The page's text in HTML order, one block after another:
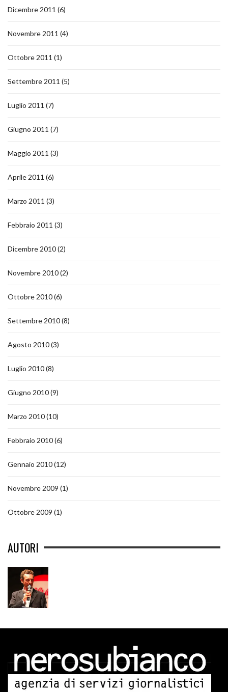
Dicembre 2011 (6)
Novembre 2011 (4)
Ottobre 2011 (1)
Settembre 2011 (5)
Luglio 2011 (7)
Giugno 2011 (7)
Maggio 2011 (3)
Aprile 2011 (6)
Marzo 2011 (3)
Febbraio 2011 (3)
Dicembre 2010(2)
Novembre 2010(2)
Ottobre 2010(6)
Settembre 2010(8)
Agosto 2010(3)
Luglio 2010(8)
Giugno 2010(9)
Marzo 2010(10)
Febbraio 2010(6)
Gennaio 2010(12)
Novembre 2009 (1)
Ottobre 2009 (1)
AUTORI